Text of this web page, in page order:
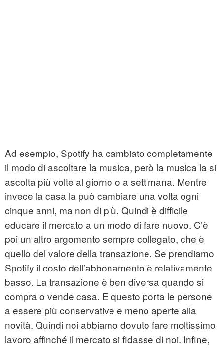
Ad esempio, Spotify ha cambiato completamente
il modo di ascoltare la musica, però la musica la si
ascolta più volte al giorno o a settimana. Mentre
invece la casa la può cambiare una volta ogni
cinque anni, ma non di più. Quindi è difficile
educare il mercato a un modo di fare nuovo. C’è
poi un altro argomento sempre collegato, che è
quello del valore della transazione. Se prendiamo
Spotify il costo dell’abbonamento è relativamente
basso. La transazione è ben diversa quando si
compra o vende casa. E questo porta le persone
a essere più conservative e meno aperte alla
novità. Quindi noi abbiamo dovuto fare moltissimo
lavoro affinché il mercato si fidasse di noi. Infine,